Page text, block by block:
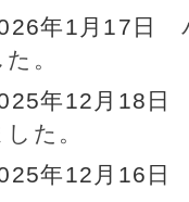
年1月17日
た。
年12月18
した。
年12月16